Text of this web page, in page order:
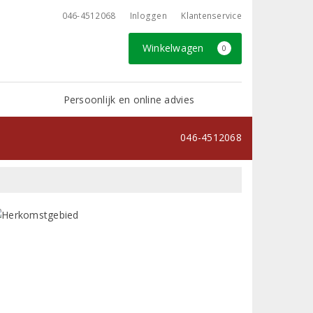
046-4512068 Inloggen Klantenservice
Winkelwagen 0
Persoonlijk en online advies
046-4512068